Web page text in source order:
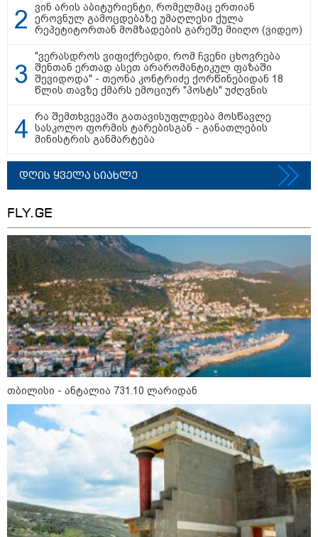
12:10 / 10-08-2026
რონალდუსა და ჯორჯინას ქორწილის
მოლოდინში ასობით ადამიანი შეიკრიბა
— თუმცა ტაძრიდან სრულიად სხვა
პატარძალი გამოვიდა
13:25 / 10-08-2026
გოლის აღნიშვნისას
გამო გაუქმდა, ფეხბურთელმა კი
ტრავმა მიიღო (ვიდეო)
17:07 / 04-08-2026
"დინამოს“ ბაზაზე ვითარება
დაიძაბა – ქეცბაიასა და
ლორიას დაძაბული საუბრის
შემდეგ ყველა
გადაწყვეტილების
მოლოდინშია
09:39 / 04-08-2026
ბრძოლიდან რამდენიმე კვირის
შემდეგ, 34 წლის ასაკში UFC-ის
ბრაზილიელი მებრძოლი
გარდაიცვალა
12:08 / 03-08-2026
რა შანსი აქვს ხვიჩა
კვარაცხელიას "ოქროს ბურთის"
მოგების? - L'Équipe-მა ის
ფავორიტად დაასახელა - ვის
ასახელებენ სხვა გამოცემები?
ვინ არის აბიტურიენტი, რომელმაც ერთიან
ეროვნულ გამოცდებაზე უმაღლესი ქულა
რეპეტიტორთან მომზადების გარეშე მიიღო (ვიდეო)
"ვერასდროს ვიფიქრებდი, რომ ჩვენი ცხოვრება
შენთან ერთად ასეთ არარომანტიკულ ფაზაში
შევიდოდა" - თეონა კონტრიძე ქორწინებიდან 18
წლის თავზე ქმარს ემოციურ "პოსტს" უძღვნის
რა შემთხვევაში გათავისუფლდება მოსწავლე
სასკოლო ფორმის ტარებისგან - განათლების
მინისტრის განმარტება
დღის ყველა სიახლე
FLY.GE
თბილისი - ანტალია 731.10 ლარიდან